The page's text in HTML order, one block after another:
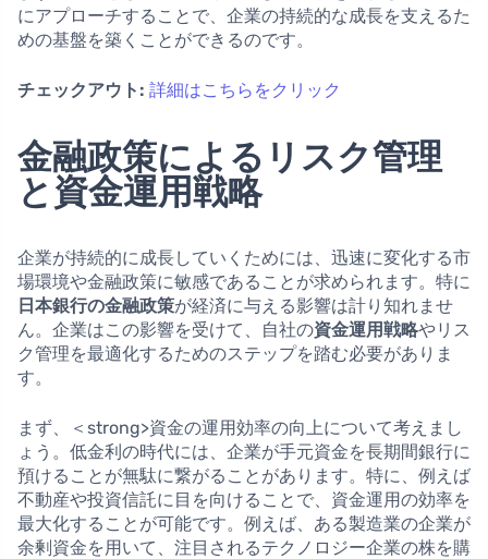
にアプローチすることで、企業の持続的な成長を支えるた
めの基盤を築くことができるのです。
チェックアウト: 詳細はこちらをクリック
金融政策によるリスク管理
と資金運用戦略
企業が持続的に成長していくためには、迅速に変化する市
場環境や金融政策に敏感であることが求められます。特に
日本銀行の金融政策が経済に与える影響は計り知れませ
ん。企業はこの影響を受けて、自社の資金運用戦略やリス
ク管理を最適化するためのステップを踏む必要がありま
す。
まず、＜strong>資金の運用効率の向上について考えまし
ょう。低金利の時代には、企業が手元資金を長期間銀行に
預けることが無駄に繋がることがあります。特に、例えば
不動産や投資信託に目を向けることで、資金運用の効率を
最大化することが可能です。例えば、ある製造業の企業が
余剰資金を用いて、注目されるテクノロジー企業の株を購